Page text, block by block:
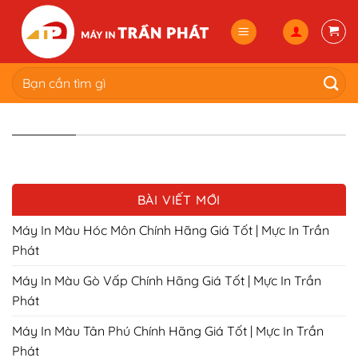
content
Tìm
kiếm:
BÀI VIẾT MỚI
Máy In Màu Hóc Môn Chính Hãng Giá Tốt | Mực In Trần
Phát
Máy In Màu Gò Vấp Chính Hãng Giá Tốt | Mực In Trần
Phát
Máy In Màu Tân Phú Chính Hãng Giá Tốt | Mực In Trần
Phát